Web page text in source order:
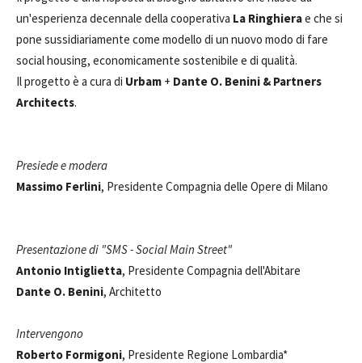
un'esperienza decennale della cooperativa La Ringhierae che si
pone sussidiariamente come modello di un nuovo modo di fare
social housing, economicamente sostenibile e di qualità.
Il progetto è a cura di Urbam + Dante O. Benini & Partners
Architects.
Presiede e modera
Massimo Ferlini, Presidente Compagnia delle Opere di Milano
Presentazione di "SMS - Social Main Street"
Antonio Intiglietta, Presidente Compagnia dell'Abitare
Dante O. Benini, Architetto
Intervengono
Roberto Formigoni, Presidente Regione Lombardia*